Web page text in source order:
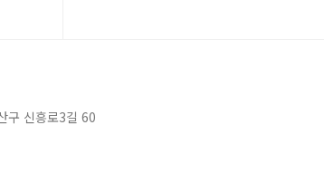
구 신흥로3길 60